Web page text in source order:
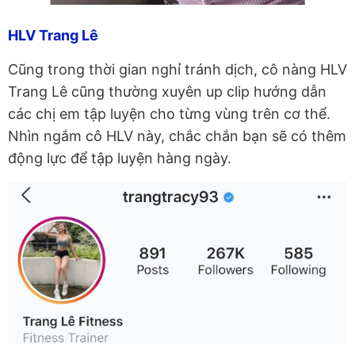
HLV Trang Lê
Cũng trong thời gian nghỉ tránh dịch, cô nàng HLV
Trang Lê cũng thường xuyên up clip hướng dẫn
các chị em tập luyện cho từng vùng trên cơ thể.
Nhìn ngắm cô HLV này, chắc chắn bạn sẽ có thêm
động lực để tập luyện hàng ngày.